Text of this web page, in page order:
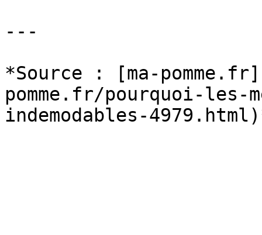
---
*Source : [ma-
pomme.fr/pourquoi-les-